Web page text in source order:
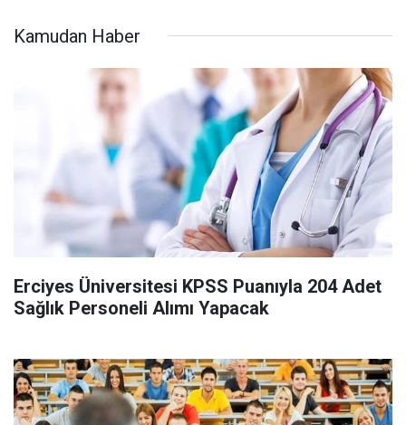
Kamudan Haber
Erciyes Üniversitesi KPSS Puanıyla 204 Adet
Sağlık Personeli Alımı Yapacak